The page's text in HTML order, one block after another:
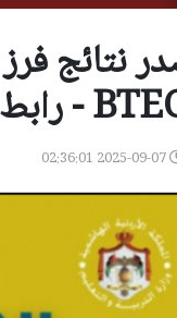
نتائج
2025-09-07 02:36:01